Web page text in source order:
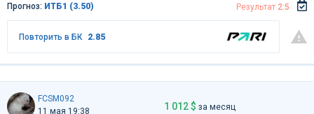
Прогноз: ИТБ1 (3.50) Результат 2:5
Повторить в БК 2.85
FCSM092
11 мая 19:38
1 012 $ за месяц